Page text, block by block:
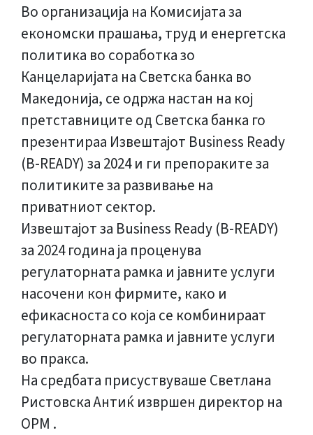
Во организација на Комисијата за
економски прашања, труд и енергетска
политика во соработка зо
Канцеларијата на Светска банка во
Македонија, се одржа настан на кој
претставниците од Светска банка го
презентираа Извештајот Business Ready
(B-READY) за 2024 и ги препораките за
политиките за развивање на
приватниот сектор.
Извештајот за Business Ready (B-READY)
за 2024 година ја проценува
регулаторната рамка и јавните услуги
насочени кон фирмите, како и
ефикасноста со која се комбинираат
регулаторната рамка и јавните услуги
во пракса.
На средбата присуствуваше Светлана
Ристовска Антиќ извршен директор на
ОРМ .